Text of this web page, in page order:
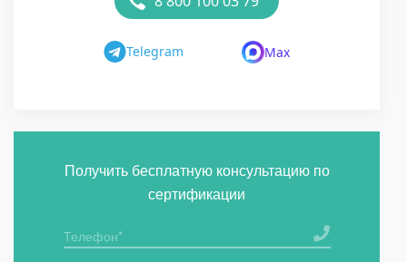
Telegram Max
Получить бесплатную консультацию по
сертификации